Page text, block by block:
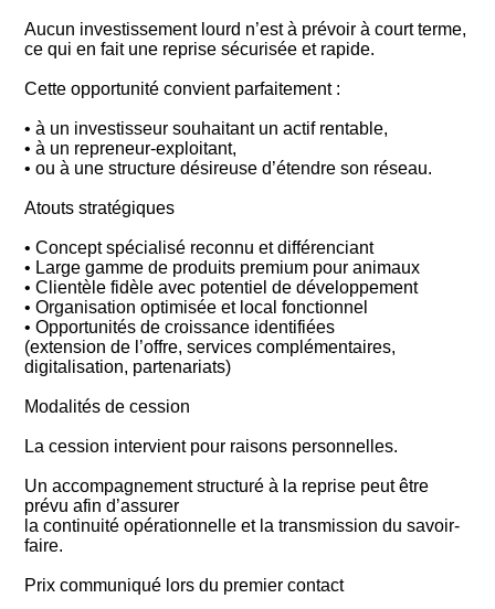
Aucun investissement lourd n’est à prévoir à court terme,
ce qui en fait une reprise sécurisée et rapide.
Cette opportunité convient parfaitement :
• à un investisseur souhaitant un actif rentable,
• à un repreneur-exploitant,
• ou à une structure désireuse d’étendre son réseau.
Atouts stratégiques
• Concept spécialisé reconnu et différenciant
• Large gamme de produits premium pour animaux
• Clientèle fidèle avec potentiel de développement
• Organisation optimisée et local fonctionnel
• Opportunités de croissance identifiées
(extension de l’offre, services complémentaires,
digitalisation, partenariats)
Modalités de cession
La cession intervient pour raisons personnelles.
Un accompagnement structuré à la reprise peut être
prévu afin d’assurer
la continuité opérationnelle et la transmission du savoir-
faire.
Prix communiqué lors du premier contact